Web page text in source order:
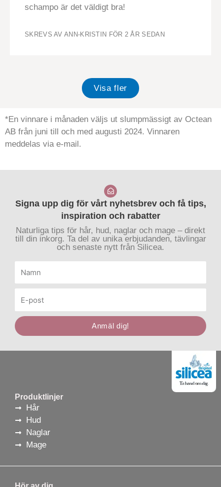
schampo är det väldigt bra!
SKREVS AV ANN-KRISTIN FÖR 2 ÅR SEDAN
Visa fler
*En vinnare i månaden väljs ut slumpmässigt av Octean
AB från juni till och med augusti 2024. Vinnaren
meddelas via e-mail.
Signa upp dig för vårt nyhetsbrev och få tips,
inspiration och rabatter
Naturliga tips för hår, hud, naglar och mage – direkt
till din inkorg. Ta del av unika erbjudanden, tävlingar
och senaste nytt från Silicea.
post
Anmäl dig!
Produktlinjer
Hår
Hud
Naglar
Mage